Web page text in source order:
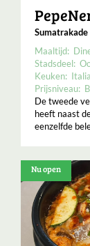
Maaltijd:
Stadsdeel:
Keuken:
Prijsniveau:
De tweede
heeft naast
eenzelfde
Nu open